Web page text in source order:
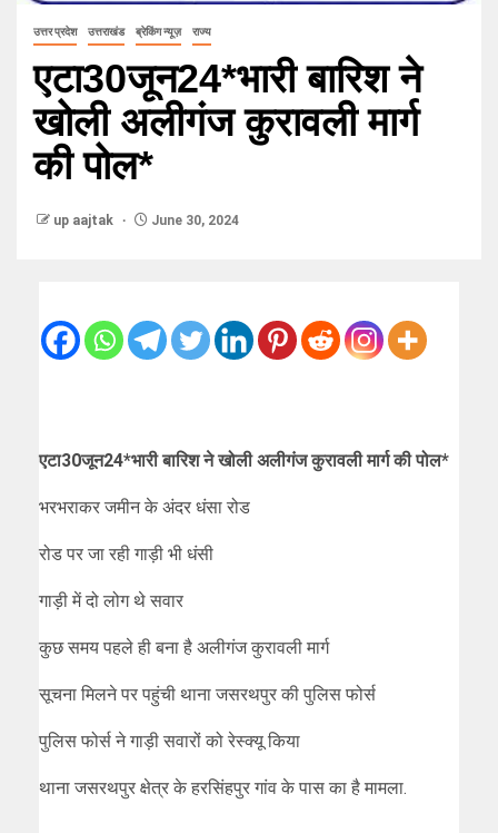
उत्तर प्रदेश उत्तराखंड ब्रेकिंग न्यूज़ राज्य
एटा30जून24*भारी बारिश ने
खोली अलीगंज कुरावली मार्ग
की पोल*
up aajtak June 30, 2024
एटा30जून24*भारी बारिश ने खोली अलीगंज कुरावली मार्ग की पोल*
भरभराकर जमीन के अंदर धंसा रोड
रोड पर जा रही गाड़ी भी धंसी
गाड़ी में दो लोग थे सवार
कुछ समय पहले ही बना है अलीगंज कुरावली मार्ग
सूचना मिलने पर पहुंची थाना जसरथपुर की पुलिस फोर्स
पुलिस फोर्स ने गाड़ी सवारों को रेस्क्यू किया
थाना जसरथपुर क्षेत्र के हरसिंहपुर गांव के पास का है मामला.